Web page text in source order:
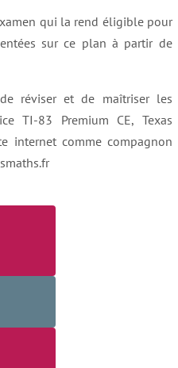
qui la rend éligible pour
sur ce plan à partir de
réviser et de maîtriser les
TI-83 Premium CE, Texas
internet comme compagnon